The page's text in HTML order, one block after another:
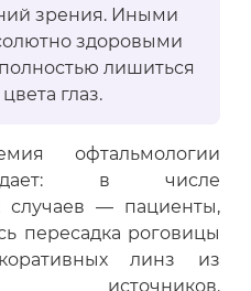
зрения. Иными
здоровыми
лишиться
глаз.
офтальмологии
в числе
случаев — пациенты,
пересадка роговицы
линз из
источников.